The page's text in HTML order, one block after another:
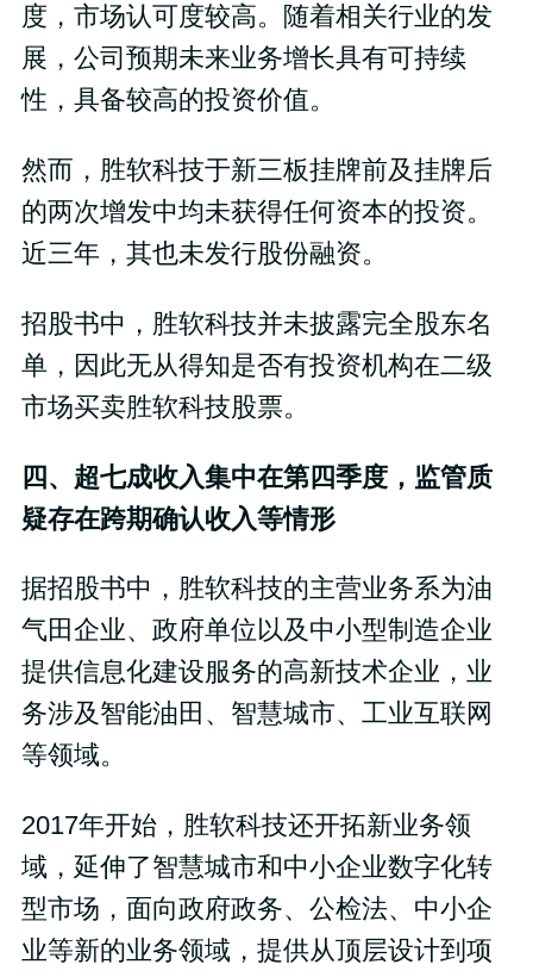
度，市场认可度较高。随着相关行业的发
展，公司预期未来业务增长具有可持续
性，具备较高的投资价值。
然而，胜软科技于新三板挂牌前及挂牌后
的两次增发中均未获得任何资本的投资。
近三年，其也未发行股份融资。
招股书中，胜软科技并未披露完全股东名
单，因此无从得知是否有投资机构在二级
市场买卖胜软科技股票。
四、超七成收入集中在第四季度，监管质
疑存在跨期确认收入等情形
据招股书中，胜软科技的主营业务系为油
气田企业、政府单位以及中小型制造企业
提供信息化建设服务的高新技术企业，业
务涉及智能油田、智慧城市、工业互联网
等领域。
2017年开始，胜软科技还开拓新业务领
域，延伸了智慧城市和中小企业数字化转
型市场，面向政府政务、公检法、中小企
业等新的业务领域，提供从顶层设计到项